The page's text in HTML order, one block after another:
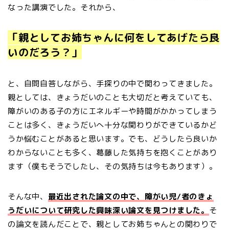
なった講演でした。それから、
「親としてお姉ちゃんに何をしてあげたら良
いのだろう？」
と、自問自答しながら、手探りの中で関わってきました。
親としては、きょうだいのことも大切だと考えていても、
障がいのある子の方にエネルギーや時間がかかってしまう
ことは多く、きょうだいへ十分な関わりができているかど
うか悩むことがあると思います。でも、どうしたら良いか
わからないことも多く、葛藤した気持ちを抱くことがあり
ます（僕もそうでしたし、その気持ちは今もあります）。
そんな中、 最近出された論文の中で、障がい児/者のきょ
うだいについて研究した興味深い論文を見つけました。 そ
の論文を読んだことで、親としてお姉ちゃんとの関わりで